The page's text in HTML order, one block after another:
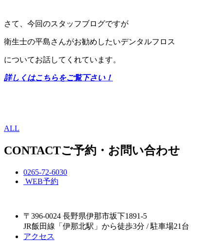
さて、今回のスタッフブログですが
衛生士の平島さんがお勧めしたいデンタルフロス
についてお話してくれています。
詳しくはこちらをご覧下さい！
ALL
CONTACTご予約・お問い合わせ
0265-72-6030
WEB予約
〒396-0024 長野県伊那市坂下1891-5
JR飯田線「伊那北駅」から徒歩3分 / 駐車場21台
アクセス